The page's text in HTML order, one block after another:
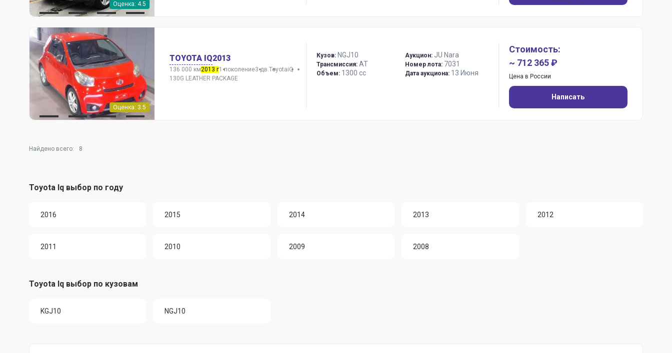
Оценка: 4.5
Оценка: 3.5
TOYOTA IQ2013
136 000 км2013 г1 поколение3 дв.ToyotaiQ
130G LEATHER PACKAGE
Кузов: NGJ10
Трансмиссия: AT
Объем: 1300 сс
Аукцион: JU Nara
Номер лота: 7031
Дата аукциона: 13 Июня
Стоимость:
~ 712 365 ₽
Цена в России
Написать
Найдено всего: 8
Toyota Iq выбор по году
2016 2015 2014 2013 2012
2011 2010 2009 2008
Toyota Iq выбор по кузовам
KGJ10 NGJ10